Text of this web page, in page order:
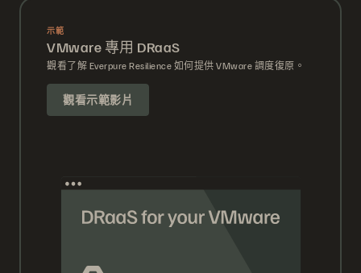
示範
VMware 專用 DRaaS
觀看了解 Everpure Resilience 如何提供 VMware 調度復原。
觀看示範影片